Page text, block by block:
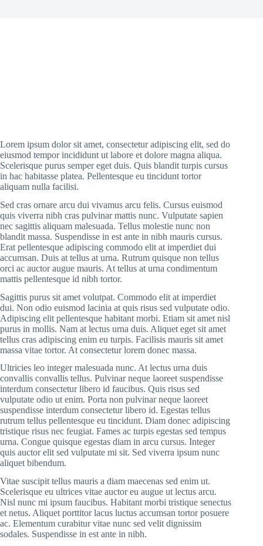
Lorem ipsum dolor sit amet, consectetur adipiscing elit, sed do
eiusmod tempor incididunt ut labore et dolore magna aliqua.
Scelerisque purus semper eget duis. Quis blandit turpis cursus
in hac habitasse platea. Pellentesque eu tincidunt tortor
aliquam nulla facilisi.
Sed cras ornare arcu dui vivamus arcu felis. Cursus euismod
quis viverra nibh cras pulvinar mattis nunc. Vulputate sapien
nec sagittis aliquam malesuada. Tellus molestie nunc non
blandit massa. Suspendisse in est ante in nibh mauris cursus.
Erat pellentesque adipiscing commodo elit at imperdiet dui
accumsan. Duis at tellus at urna. Rutrum quisque non tellus
orci ac auctor augue mauris. At tellus at urna condimentum
mattis pellentesque id nibh tortor.
Sagittis purus sit amet volutpat. Commodo elit at imperdiet
dui. Non odio euismod lacinia at quis risus sed vulputate odio.
Adipiscing elit pellentesque habitant morbi. Etiam sit amet nisl
purus in mollis. Nam at lectus urna duis. Aliquet eget sit amet
tellus cras adipiscing enim eu turpis. Facilisis mauris sit amet
massa vitae tortor. At consectetur lorem donec massa.
Ultricies leo integer malesuada nunc. At lectus urna duis
convallis convallis tellus. Pulvinar neque laoreet suspendisse
interdum consectetur libero id faucibus. Quis risus sed
vulputate odio ut enim. Porta non pulvinar neque laoreet
suspendisse interdum consectetur libero id. Egestas tellus
rutrum tellus pellentesque eu tincidunt. Diam donec adipiscing
tristique risus nec feugiat. Fames ac turpis egestas sed tempus
urna. Congue quisque egestas diam in arcu cursus. Integer
quis auctor elit sed vulputate mi sit. Sed viverra ipsum nunc
aliquet bibendum.
Vitae suscipit tellus mauris a diam maecenas sed enim ut.
Scelerisque eu ultrices vitae auctor eu augue ut lectus arcu.
Nisl nunc mi ipsum faucibus. Habitant morbi tristique senectus
et netus. Aliquet porttitor lacus luctus accumsan tortor posuere
ac. Elementum curabitur vitae nunc sed velit dignissim
sodales. Suspendisse in est ante in nibh.